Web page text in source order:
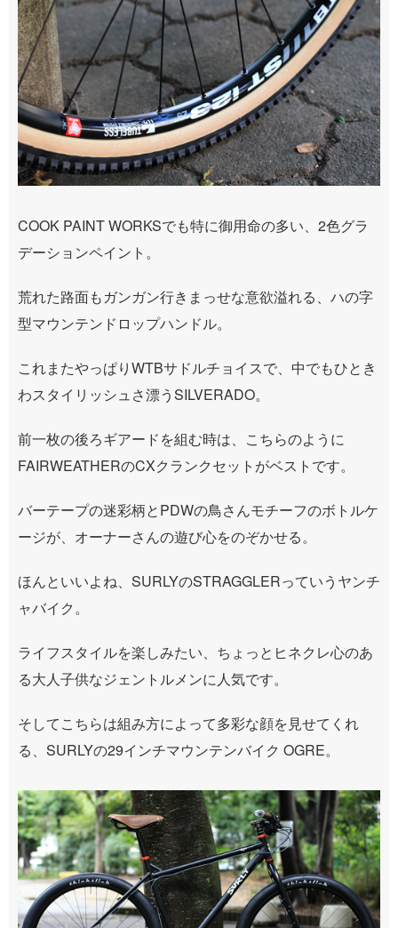
COOK PAINT WORKSでも特に御用命の多い、2色グラ
デーションペイント。
荒れた路面もガンガン行きまっせな意欲溢れる、ハの字
型マウンテンドロップハンドル。
これまたやっぱりWTBサドルチョイスで、中でもひとき
わスタイリッシュさ漂うSILVERADO。
前一枚の後ろギアードを組む時は、こちらのように
FAIRWEATHERのCXクランクセットがベストです。
バーテープの迷彩柄とPDWの鳥さんモチーフのボトルケ
ージが、オーナーさんの遊び心をのぞかせる。
ほんといいよね、SURLYのSTRAGGLERっていうヤンチ
ャバイク。
ライフスタイルを楽しみたい、ちょっとヒネクレ心のあ
る大人子供なジェントルメンに人気です。
そしてこちらは組み方によって多彩な顔を見せてくれ
る、SURLYの29インチマウンテンバイク OGRE。